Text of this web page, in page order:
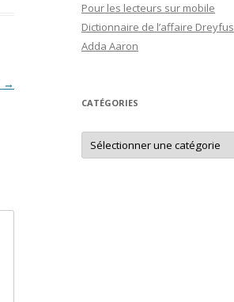
→
Pour les lecteurs sur mobile
Dictionnaire de l’affaire Dreyfus
Adda Aaron
CATÉGORIES
Catégories